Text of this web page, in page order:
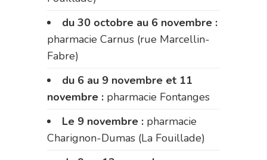
du 30 octobre au 6 novembre :
pharmacie Carnus (rue Marcellin-
Fabre)
du 6 au 9 novembre et 11
novembre : pharmacie Fontanges
Le 9 novembre : pharmacie
Charignon-Dumas (La Fouillade)